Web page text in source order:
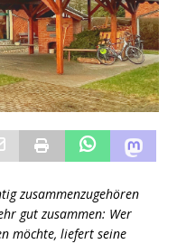
zusammenzugehören
gut zusammen: Wer
möchte, liefert seine